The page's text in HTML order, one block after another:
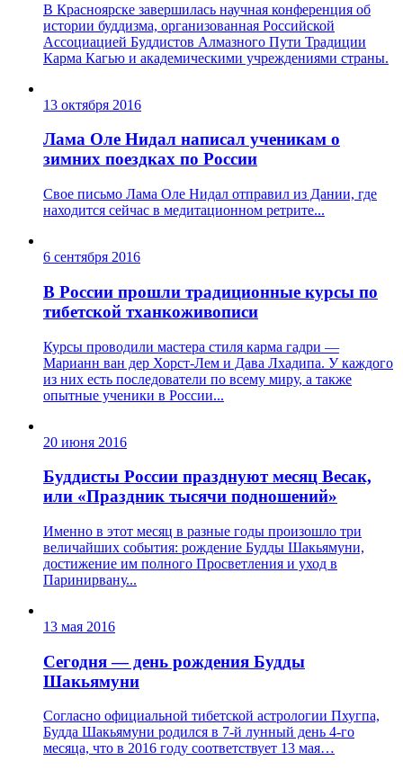
В Красноярске завершилась научная конференция об
истории буддизма, организованная Российской
Ассоциацией Буддистов Алмазного Пути Традиции
Карма Кагью и академическими учреждениями страны.
13 октября 2016
Лама Оле Нидал написал ученикам о
зимних поездках по России
Свое письмо Лама Оле Нидал отправил из Дании, где
находится сейчас в медитационном ретрите...
6 сентября 2016
В России прошли традиционные курсы по
тибетской тханкоживописи
Курсы проводили мастера стиля карма гадри —
Марианн ван дер Хорст-Лем и Дава Лхадипа. У каждого
из них есть последователи по всему миру, а также
опытные ученики в России...
20 июня 2016
Буддисты России празднуют месяц Весак,
или «Праздник тысячи подношений»
Именно в этот месяц в разные годы произошло три
величайших события: рождение Будды Шакьямуни,
достижение им полного Просветления и уход в
Паринирвану...
13 мая 2016
Сегодня — день рождения Будды
Шакьямуни
Согласно официальной тибетской астрологии Пхугпа,
Будда Шакьямуни родился в 7-й лунный день 4-го
месяца, что в 2016 году соответствует 13 мая…